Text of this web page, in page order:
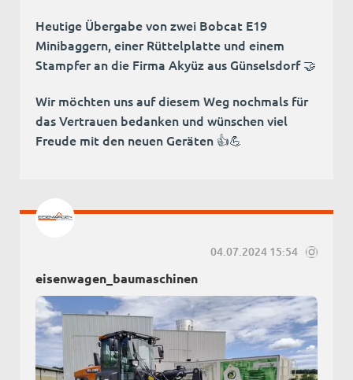
Heutige Übergabe von zwei Bobcat E19
Minibaggern, einer Rüttelplatte und einem
Stampfer an die Firma Akyüz aus Günselsdorf 🤝
Wir möchten uns auf diesem Weg nochmals für
das Vertrauen bedanken und wünschen viel
Freude mit den neuen Geräten 👍💪
04.07.2024 15:54
eisenwagen_baumaschinen